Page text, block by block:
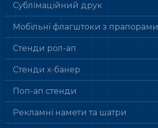
Сублімаційний друк
Мобільні флагштоки з прапорами
Стенди рол-ап
Стенди х-банер
Поп-ап стенди
Рекламні намети та шатри